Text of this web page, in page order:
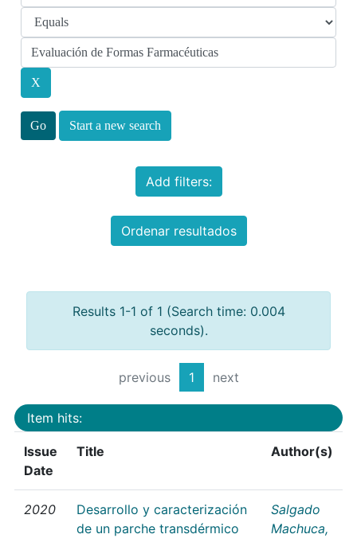
Start a new search
Add filters:
Ordenar resultados
Results 1-1 of 1 (Search time: 0.004
seconds).
previous 1 next
Item hits:
Issue
Date
Title Author(s)
2020
Desarrollo y caracterización
de un parche transdérmico
Salgado
Machuca,